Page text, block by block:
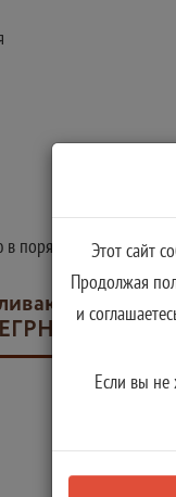
порядке, Этот сайт
Продолжая
и
Если вы не